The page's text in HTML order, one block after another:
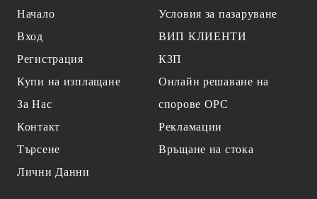
Начало
Вход
Регистрация
Купи на изплащане
За Нас
Контакт
Търсене
Лични Данни
Условия за пазаруване
ВИП КЛИЕНТИ
КЗП
Онлайн решаване на
спорове OPC
Рекламации
Връщане на стока